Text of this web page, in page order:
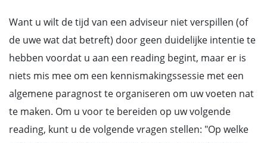
Want u wilt de tijd van een adviseur niet verspillen (of
de uwe wat dat betreft) door geen duidelijke intentie te
hebben voordat u aan een reading begint, maar er is
niets mis mee om een kennismakingssessie met een
algemene paragnost te organiseren om uw voeten nat
te maken. Om u voor te bereiden op uw volgende
reading, kunt u de volgende vragen stellen: "Op welke